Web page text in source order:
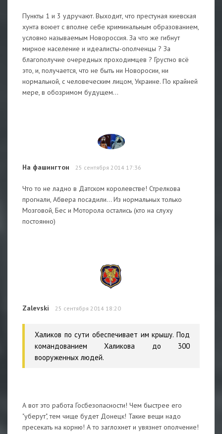
Пункты 1 и 3 удручают. Выходит, что престуная киевская
хунта воюет с вполне себе криминальным образованием,
условно называемым Новороссия. За что же гибнут
мирное население и идеалисты-ополченцы ? За
благополучие очередных проходимцев ? Грустно всё
это, и, получается, что не быть ни Новоросии, ни
нормальной, с человеческим лицом, Украине. По крайней
мере, в обозримом будущем...
На фашингтон 25 сентября 2014 17:36
Что то не ладно в Датском королевстве! Стрелкова
прогнали, Абвера посадили... Из нормальных только
Мозговой, Бес и Моторола остались (кто на слуху
постоянно)
Zalevski 25 сентября 2014 18:20
Халиков по сути обеспечивает им крышу. Под
командованием Халикова до 300
вооруженных людей.
А вот это работа Госбезопасности! Чем быстрее его
"уберут", тем чище будет Донецк! Такие вещи надо
пресекать на корню! А то заглохнет и увязнет ополчение!